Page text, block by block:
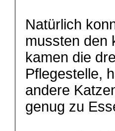
Natürlich
mussten den
kamen die
Pflegestelle,
andere
genug zu